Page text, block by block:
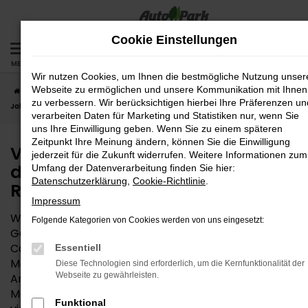
Zum
springen
MENÜ
Startseite Rosenheim VW VW Caddy Maxi
VW Caddy Maxi
Jahreswagen – das fast neue Auto für Rosenheim
VW Caddy Maxi Jahreswagen –
das fast neue Auto für
Rosenheim
Wem die Entscheidung zwischen Neuwagen und
Gebrauchtwagen schwerfällt, findet in einem VW
Caddy Maxi Jahreswagen die perfekte
Mobilitätslösung für Rosenheim und Umgebung.
Angeboten werden Modelle, die maximal vor zwölf
Monaten zum ersten Mal zugelassen wurden. In
Cookie Einstellungen
Wir nutzen Cookies, um Ihnen die bestmögliche Nutzung
Webseite zu ermöglichen und unsere Kommunikation mit Ihnen
zu verbessern. Wir berücksichtigen hierbei Ihre Präferenzen
verarbeiten Daten für Marketing und Statistiken nur, wenn Sie
uns Ihre Einwilligung geben. Wenn Sie zu einem späteren
Zeitpunkt Ihre Meinung ändern, können Sie die Einwilligung
jederzeit für die Zukunft widerrufen. Weitere Informationen zum
Umfang der Datenverarbeitung finden Sie hier:
Datenschutzerklärung Cookie-Richtlinie
Impressum
Folgende Kategorien von Cookies werden von uns eingesetzt:
Essentiell
Diese Technologien sind erforderlich, um die Kernfunktionalität der
Webseite zu gewährleisten.
Funktional